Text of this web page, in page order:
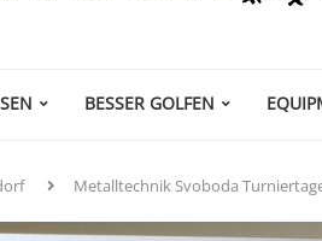
BESSER GOLFEN
Metalltechnik Svoboda